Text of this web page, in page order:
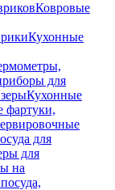
Ковровые
Кухонные
для
Кухонные
фартуки,
для
для
на